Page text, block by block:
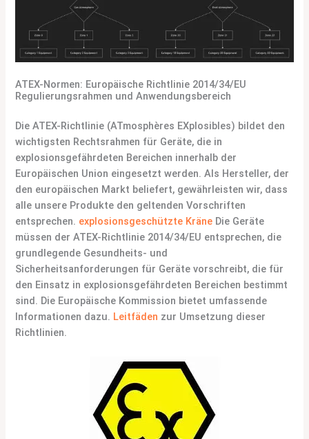
ATEX-Normen: Europäische Richtlinie 2014/34/EU
Regulierungsrahmen und Anwendungsbereich
Die ATEX-Richtlinie (ATmosphères EXplosibles) bildet den
wichtigsten Rechtsrahmen für Geräte, die in
explosionsgefährdeten Bereichen innerhalb der
Europäischen Union eingesetzt werden. Als Hersteller, der
den europäischen Markt beliefert, gewährleisten wir, dass
alle unsere Produkte den geltenden Vorschriften
entsprechen. explosionsgeschützte Kräne Die Geräte
müssen der ATEX-Richtlinie 2014/34/EU entsprechen, die
grundlegende Gesundheits- und
Sicherheitsanforderungen für Geräte vorschreibt, die für
den Einsatz in explosionsgefährdeten Bereichen bestimmt
sind. Die Europäische Kommission bietet umfassende
Informationen dazu. Leitfäden zur Umsetzung dieser
Richtlinien.